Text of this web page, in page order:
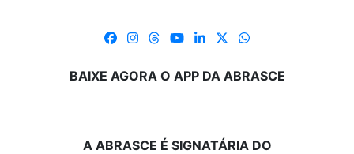
BAIXE AGORA O APP DA ABRASCE
A ABRASCE É SIGNATÁRIA DO